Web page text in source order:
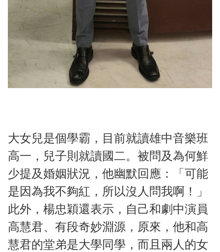
大女兒是個學霸，目前就讀雄中音樂班
高一，兒子則就讀國二。被問及為何鮮
少提及婚姻狀況，他幽默回應：「可能
是因為我不夠紅，所以沒人問我啊！」
此外，楊忠穎還表示，自己和劇中演員
高慧君、有段奇妙淵源，原來，他和高
慧君的堂弟是大學同學，而且兩人的女